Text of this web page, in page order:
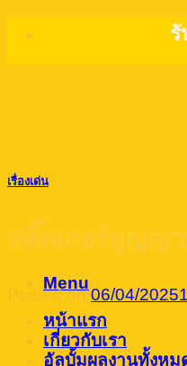
Menu
หน้าแรก
เกี่ยวกับเรา
อัลบั้มผลงานทั้งหม
เรื่องเด่น
สติ๊กเกอร์สูญญ
Posted on06/04/2025